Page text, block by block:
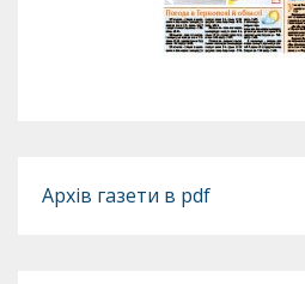
Архів газети в pdf